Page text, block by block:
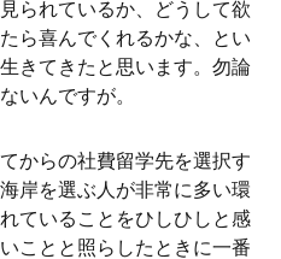
られているか、どうして欲
ら喜んでくれるかな、とい
きてきたと思います。勿論
いんですが。
からの社費留学先を選択す
岸を選ぶ人が非常に多い環
ていることをひしひしと感
ことと照らしたときに一番